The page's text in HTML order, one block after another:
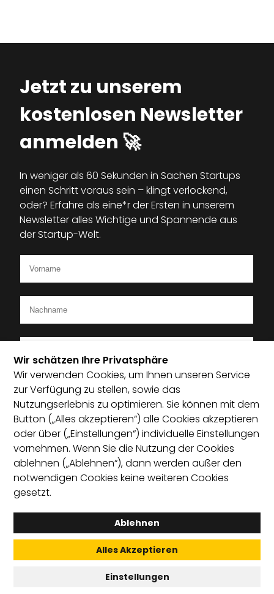
Jetzt zu unserem
kostenlosen Newsletter
anmelden 🚀
In weniger als 60 Sekunden in Sachen Startups
einen Schritt voraus sein – klingt verlockend,
oder? Erfahre als eine*r der Ersten in unserem
Newsletter alles Wichtige und Spannende aus
der Startup-Welt.
Ich bin Mitglied im Startup-Verband
Ich habe die Datenschutzerklärung zur Kenntnis
genommen und bin damit einverstanden, dass die von
mir angegebenen Daten elektronisch erhoben und
gespeichert werden. Mit dem Absenden erkläre ich mich
mit der Verarbeitung einverstanden.
Wir schätzen Ihre Privatsphäre
Wir verwenden Cookies, um Ihnen unseren Service
zur Verfügung zu stellen, sowie das
Nutzungserlebnis zu optimieren. Sie können mit dem
Button („Alles akzeptieren“) alle Cookies akzeptieren
oder über („Einstellungen“) individuelle Einstellungen
vornehmen. Wenn Sie die Nutzung der Cookies
ablehnen („Ablehnen“), dann werden außer den
notwendigen Cookies keine weiteren Cookies
gesetzt.
Ablehnen
Alles Akzeptieren
Einstellungen